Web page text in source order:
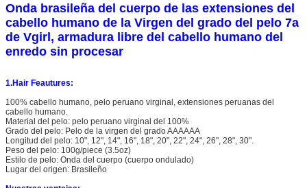
Onda brasileña del cuerpo de las extensiones del
cabello humano de la Virgen del grado del pelo 7a
de Vgirl, armadura libre del cabello humano del
enredo sin procesar
1.Hair Feautures:
100% cabello humano, pelo peruano virginal, extensiones peruanas del
cabello humano.
Material del pelo: pelo peruano virginal del 100%
Grado del pelo: Pelo de la virgen del grado AAAAAA
Longitud del pelo: 10", 12", 14", 16", 18", 20", 22", 24", 26", 28", 30".
Peso del pelo: 100g/piece (3.5oz)
Estilo de pelo: Onda del cuerpo (cuerpo ondulado)
Lugar del origen: Brasileño